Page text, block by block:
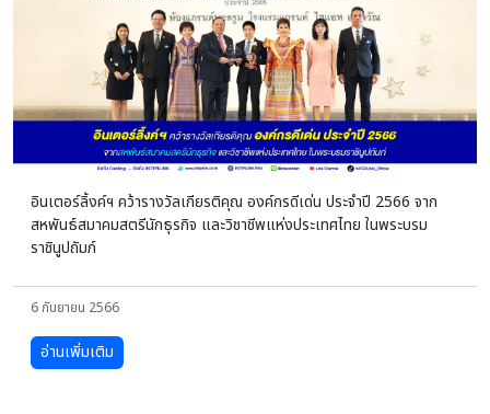
อินเตอร์ลิ้งค์ฯ คว้ารางวัลเกียรติคุณ องค์กรดีเด่น ประจำปี 2566 จาก
สหพันธ์สมาคมสตรีนักธุรกิจ และวิชาชีพแห่งประเทศไทย ในพระบรม
ราชินูปถัมภ์
6 กันยายน 2566
อ่านเพิ่มเติม